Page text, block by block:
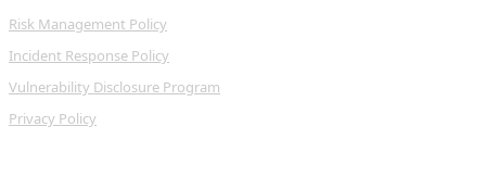
Risk Management Policy
Incident Response Policy
Vulnerability Disclosure Program
Privacy Policy